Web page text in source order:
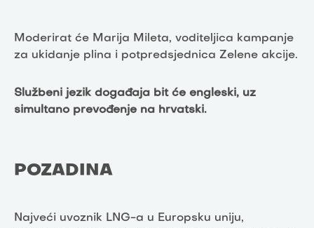
Moderirat će Marija Mileta, voditeljica kampanje
za ukidanje plina i potpredsjednica Zelene akcije.
Službeni jezik događaja bit će engleski, uz
simultano prevođenje na hrvatski.
POZADINA
Najveći uvoznik LNG-a u Europsku uniju,